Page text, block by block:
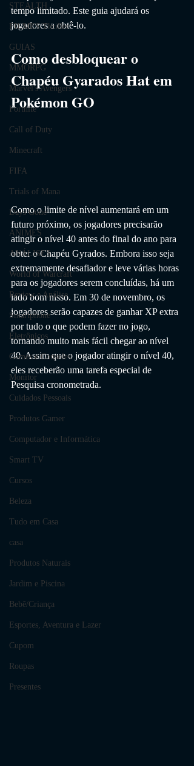
STEALTH
FILMES Thriller
GUIAS
MMORPG
Marvel's Avengers
Fortnite
Call of Duty
Minecraft
FIFA
Trials of Mana
Days Gone
ANIMES
ANÁLISES
World of Warcraft
Review e Análise
Smartphone
Eletrônicos
Games e Consoles
Monitor
Cuidados Pessoais
Produtos Gamer
Computador e Informática
Smart TV
Cursos
Beleza
Tudo em Casa
casa
Produtos Naturais
Jardim e Piscina
Bebê/Criança
Esportes, Aventura e Lazer
Cupom
Roupas
Presentes
tempo limitado. Este guia ajudará os
jogadores a obtê-lo.
Como desbloquear o
Chapéu Gyarados Hat em
Pokémon GO
Como o limite de nível aumentará em um
futuro próximo, os jogadores precisarão
atingir o nível 40 antes do final do ano para
obter o Chapéu Gyrados. Embora isso seja
extremamente desafiador e leve várias horas
para os jogadores serem concluídas, há um
lado bom nisso. Em 30 de novembro, os
jogadores serão capazes de ganhar XP extra
por tudo o que podem fazer no jogo,
tornando muito mais fácil chegar ao nível
40. Assim que o jogador atingir o nível 40,
eles receberão uma tarefa especial de
Pesquisa cronometrada.